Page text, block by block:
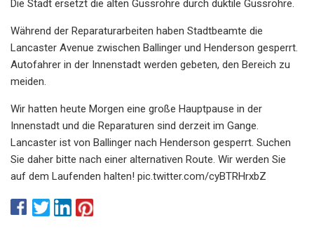
Die Stadt ersetzt die alten Gussrohre durch duktile Gussrohre.
Während der Reparaturarbeiten haben Stadtbeamte die
Lancaster Avenue zwischen Ballinger und Henderson gesperrt.
Autofahrer in der Innenstadt werden gebeten, den Bereich zu
meiden.
Wir hatten heute Morgen eine große Hauptpause in der
Innenstadt und die Reparaturen sind derzeit im Gange.
Lancaster ist von Ballinger nach Henderson gesperrt. Suchen
Sie daher bitte nach einer alternativen Route. Wir werden Sie
auf dem Laufenden halten! pic.twitter.com/cyBTRHrxbZ